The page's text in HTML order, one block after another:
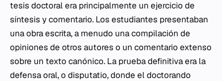
tesis doctoral era principalmente un ejercicio de
síntesis y comentario. Los estudiantes presentaban
una obra escrita, a menudo una compilación de
opiniones de otros autores o un comentario extenso
sobre un texto canónico. La prueba definitiva era la
defensa oral, o disputatio, donde el doctorando